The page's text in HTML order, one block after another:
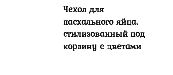
Чехол для
пасхального яйца,
стилизованный под
корзину с цветами